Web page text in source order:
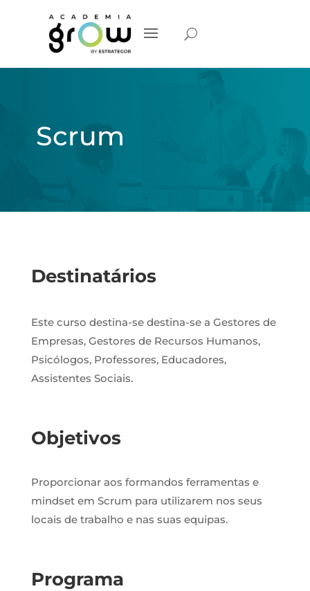
Scrum
Destinatários
Este curso destina-se destina-se a Gestores de
Empresas, Gestores de Recursos Humanos,
Psicólogos, Professores, Educadores,
Assistentes Sociais.
Objetivos
Proporcionar aos formandos ferramentas e
mindset em Scrum para utilizarem nos seus
locais de trabalho e nas suas equipas.
Programa